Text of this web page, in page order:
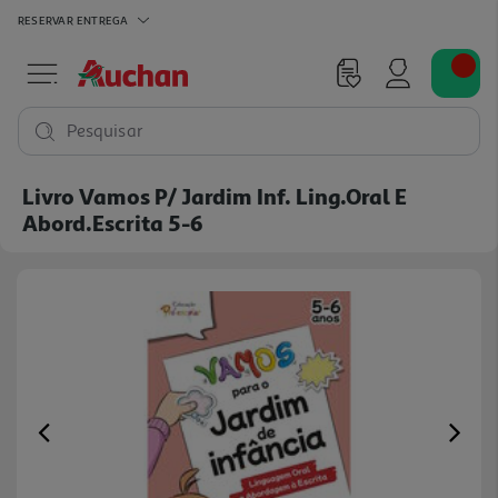
RESERVAR ENTREGA
Pesquisar
Livro Vamos P/ Jardim Inf. Ling.oral E
Abord.escrita 5-6
Previous